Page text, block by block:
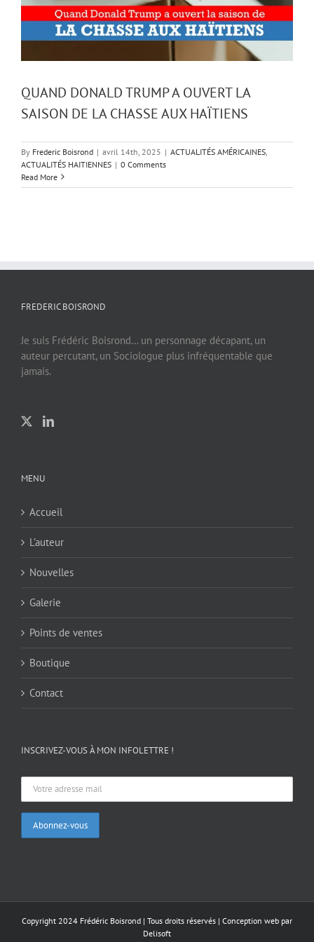
QUAND DONALD TRUMP A OUVERT LA
SAISON DE LA CHASSE AUX HAÏTIENS
By Frederic Boisrond | avril 14th, 2025 | ACTUALITÉS AMÉRICAINES
ACTUALITÉS HAITIENNES | 0 Comments
Read More
FREDERIC BOISROND
Je suis Frédéric Boisrond… un personnage décapant, un
auteur percutant, un Sociologue plus infréquentable que
jamais.
MENU
Accueil
L’auteur
Nouvelles
Galerie
Points de ventes
Boutique
Contact
INSCRIVEZ-VOUS À MON INFOLETTRE !
Copyright 2024 Frédéric Boisrond | Tous droits réservés | Conception web par
Delisoft